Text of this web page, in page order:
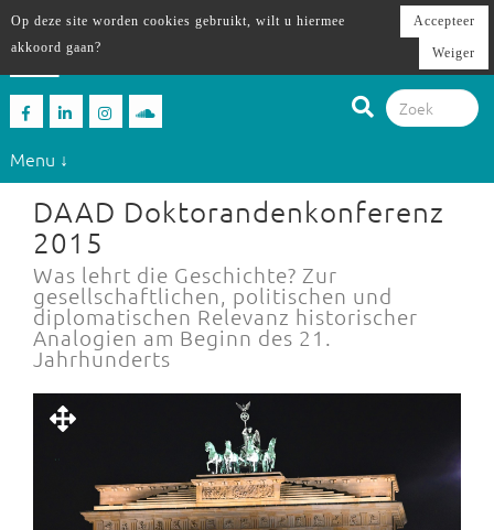
Menu ↓
DAAD Doktorandenkonferenz
2015
Was lehrt die Geschichte? Zur
gesellschaftlichen, politischen und
diplomatischen Relevanz historischer
Analogien am Beginn des 21.
Jahrhunderts
Op deze site worden cookies gebruikt, wilt u hiermee
akkoord gaan?
Accepteer
Weiger